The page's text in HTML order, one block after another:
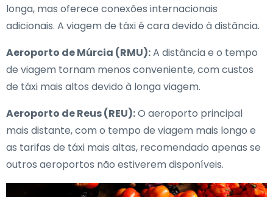
longa, mas oferece conexões internacionais
adicionais. A viagem de táxi é cara devido à distância.
Aeroporto de Múrcia (RMU):A distância e o tempo
de viagem tornam menos conveniente, com custos
de táxi mais altos devido à longa viagem.
Aeroporto de Reus (REU):O aeroporto principal
mais distante, com o tempo de viagem mais longo e
as tarifas de táxi mais altas, recomendado apenas se
outros aeroportos não estiverem disponíveis.